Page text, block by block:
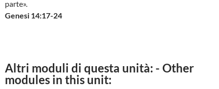
parte».
Genesi 14:17-24
Altri moduli di questa unità: - Other
modules in this unit: